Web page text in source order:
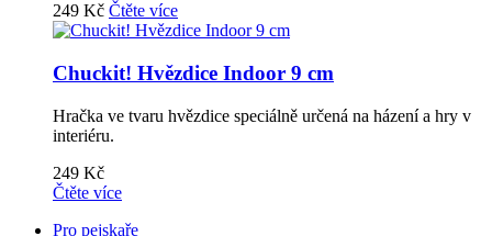
249 Kč Čtěte více
Chuckit! Hvězdice Indoor 9 cm
Hračka ve tvaru hvězdice speciálně určená na házení a hry v
interiéru.
249 Kč
Čtěte více
Pro pejskaře